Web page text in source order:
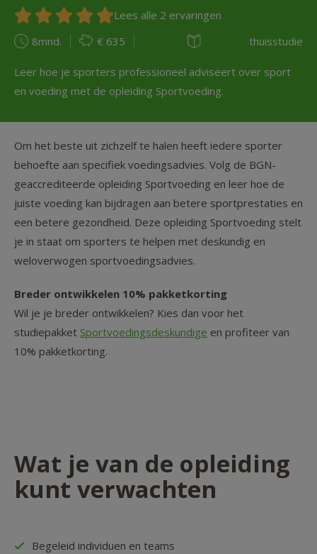
Lees alle 2 ervaringen
Leer hoe je sporters professioneel adviseert over sport
en voeding met de opleiding Sportvoeding.
8mnd. € 635 thuisstudie
Om het beste uit zichzelf te halen heeft iedere sporter
behoefte aan specifiek voedingsadvies. Volg de BGN-
geaccrediteerde opleiding Sportvoeding en leer hoe de
juiste voeding kan bijdragen aan betere sportprestaties en
een betere gezondheid. Deze opleiding Sportvoeding stelt
je in staat om sporters te helpen met deskundig en
weloverwogen sportvoedingsadvies.
Breder ontwikkelen 10% pakketkorting
Wil je je breder ontwikkelen? Kies dan voor het
studiepakket Sportvoedingsdeskundige en profiteer van
10% pakketkorting.
Wat je van de opleiding
kunt verwachten
Begeleid individuen en teams